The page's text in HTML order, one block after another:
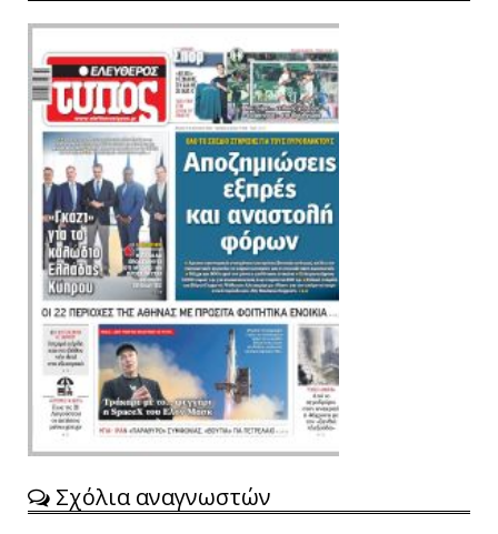
Σχόλια αναγνωστών